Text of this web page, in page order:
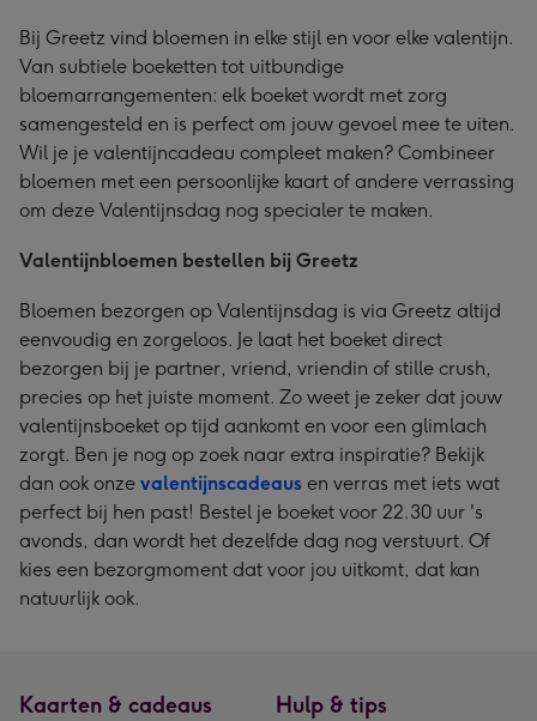
Bij Greetz vind bloemen in elke stijl en voor elke valentijn.
Van subtiele boeketten tot uitbundige
bloemarrangementen: elk boeket wordt met zorg
samengesteld en is perfect om jouw gevoel mee te uiten.
Wil je je valentijncadeau compleet maken? Combineer
bloemen met een persoonlijke kaart of andere verrassing
om deze Valentijnsdag nog specialer te maken.
Valentijnbloemen bestellen bij Greetz
Bloemen bezorgen op Valentijnsdag is via Greetz altijd
eenvoudig en zorgeloos. Je laat het boeket direct
bezorgen bij je partner, vriend, vriendin of stille crush,
precies op het juiste moment. Zo weet je zeker dat jouw
valentijnsboeket op tijd aankomt en voor een glimlach
zorgt. Ben je nog op zoek naar extra inspiratie? Bekijk
dan ook onze valentijnscadeaus en verras met iets wat
perfect bij hen past! Bestel je boeket voor 22.30 uur 's
avonds, dan wordt het dezelfde dag nog verstuurt. Of
kies een bezorgmoment dat voor jou uitkomt, dat kan
natuurlijk ook.
Kaarten & cadeaus Hulp & tips